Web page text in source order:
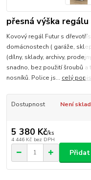
přesná výška
Kovový regál Futur s
domácnostech ( garáže,
(dílny, sklady, archivy,
snadno, bez použití šroubů
nosníků. Police js... celý popis
Dostupnost Není
5 380 Kč/ks
4 446 Kč bez DPH